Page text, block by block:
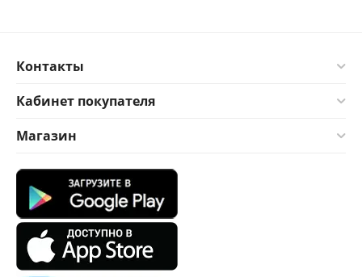
Контакты
Кабинет покупателя
Магазин